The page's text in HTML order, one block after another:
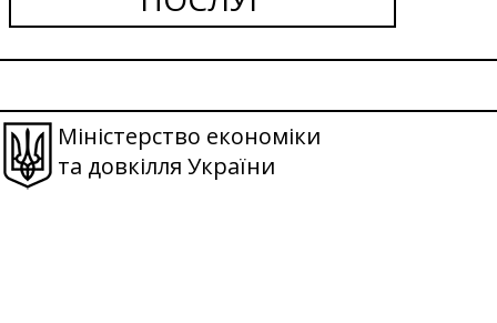
Міністерство економіки
та довкілля України